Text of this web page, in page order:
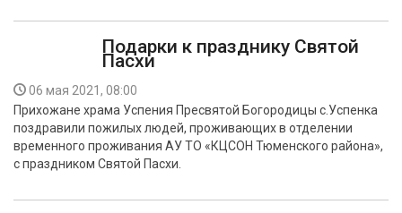
Подарки к празднику Святой
Пасхи
06 мая 2021, 08:00
Прихожане храма Успения Пресвятой Богородицы с.Успенка
поздравили пожилых людей, проживающих в отделении
временного проживания АУ ТО «КЦСОН Тюменского района»,
с праздником Святой Пасхи.